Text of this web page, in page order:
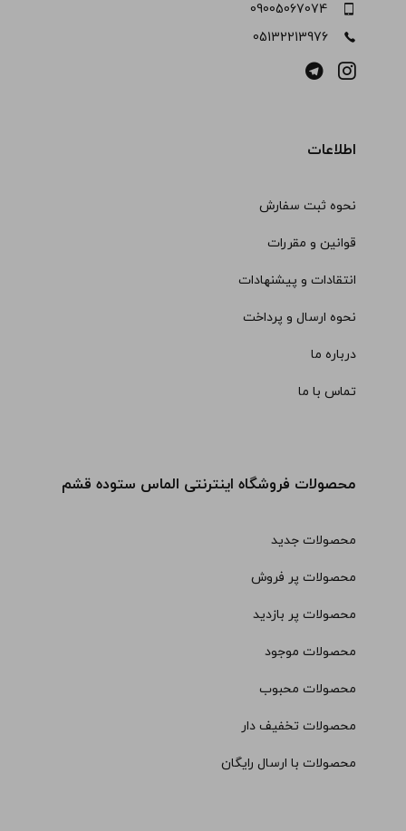
09005067074
05132213976
اطلاعات
نحوه ثبت سفارش
قوانین و مقررات
انتقادات و پیشنهادات
نحوه ارسال و پرداخت
درباره ما
تماس با ما
محصولات فروشگاه اینترنتی الماس ستوده قشم
محصولات جدید
محصولات پر فروش
محصولات پر بازدید
محصولات موجود
محصولات محبوب
محصولات تخفیف دار
محصولات با ارسال رایگان